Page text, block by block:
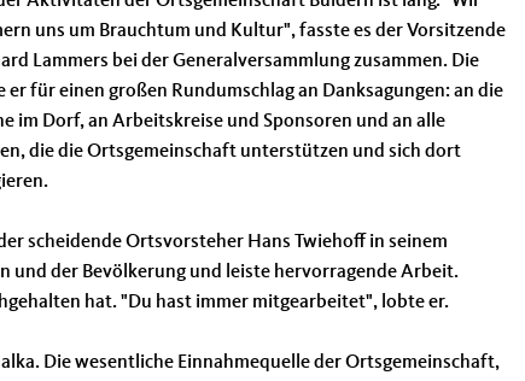
uns um Brauchtum und Kultur", fasste es der Vorsitzende
Lammers bei der Generalversammlung zusammen. Die
er für einen großen Rundumschlag an Danksagungen: an die
im Dorf, an Arbeitskreise und Sponsoren und an alle
die die Ortsgemeinschaft unterstützen und sich dort
scheidende Ortsvorsteher Hans Twiehoff in seinem
und der Bevölkerung und leiste hervorragende Arbeit.
hat. "Du hast immer mitgearbeitet", lobte er.
Die wesentliche Einnahmequelle der Ortsgemeinschaft,